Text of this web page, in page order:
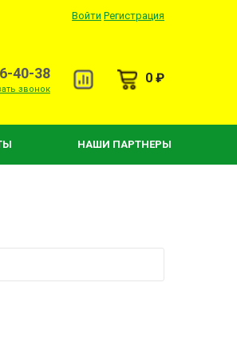
Войти Регистрация
40-38
звонок
0 ₽
НАШИ ПАРТНЕРЫ